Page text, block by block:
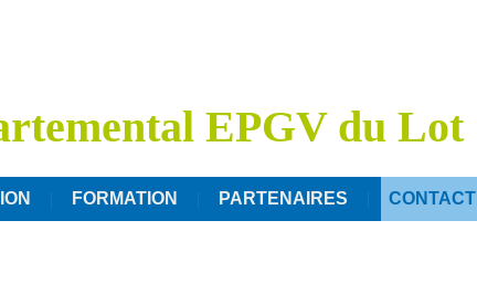
EPGV du Lot
FORMATION PARTENAIRES CONTACT